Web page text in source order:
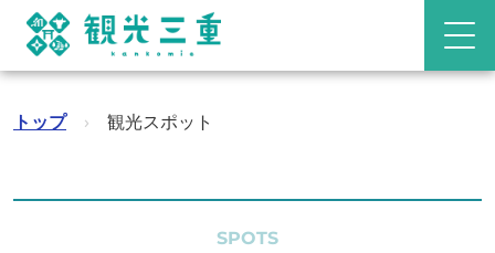
トップ › 観光スポット
SPOTS